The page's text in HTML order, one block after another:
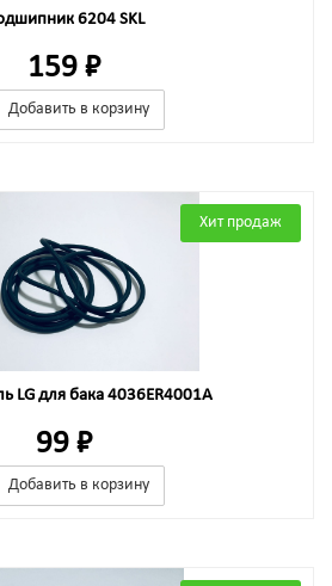
6204 SKL
159 ₽
Добавить в корзину
Хит продаж
LG для бака 4036ER4001A
99 ₽
Добавить в корзину